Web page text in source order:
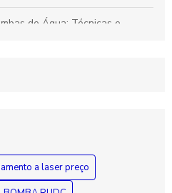
de Água: Técnicas e
Fundamental
Bombas d'Água com Segurança
a laser preço